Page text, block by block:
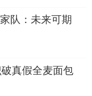
队：未来可期
真假全麦面包